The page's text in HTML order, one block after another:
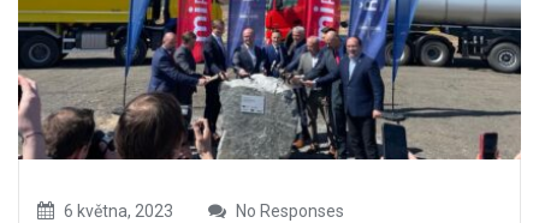
6 května, 2023 No Responses